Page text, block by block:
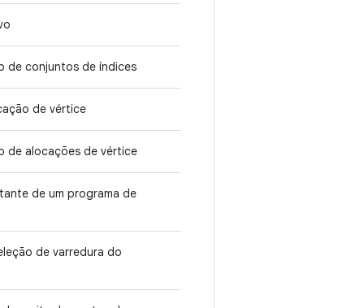
de conjuntos de índices
de vértice
de alocações de vértice
de um programa de
de varredura do